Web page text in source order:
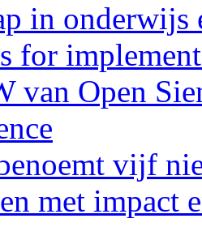
in onderwijs
for
van Open
vijf
met impact